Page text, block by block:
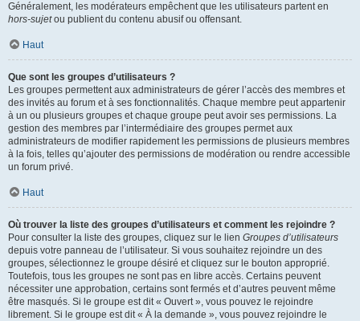
Généralement, les modérateurs empêchent que les utilisateurs partent en
hors-sujetou publient du contenu abusif ou offensant.
Haut
Que sont les groupes d’utilisateurs ?
Les groupes permettent aux administrateurs de gérer l’accès des membres et
des invités au forum et à ses fonctionnalités. Chaque membre peut appartenir
à un ou plusieurs groupes et chaque groupe peut avoir ses permissions. La
gestion des membres par l’intermédiaire des groupes permet aux
administrateurs de modifier rapidement les permissions de plusieurs membres
à la fois, telles qu’ajouter des permissions de modération ou rendre accessible
un forum privé.
Haut
Où trouver la liste des groupes d’utilisateurs et comment les rejoindre ?
Pour consulter la liste des groupes, cliquez sur le lien Groupes d’utilisateurs
depuis votre panneau de l’utilisateur. Si vous souhaitez rejoindre un des
groupes, sélectionnez le groupe désiré et cliquez sur le bouton approprié.
Toutefois, tous les groupes ne sont pas en libre accès. Certains peuvent
nécessiter une approbation, certains sont fermés et d’autres peuvent même
être masqués. Si le groupe est dit « Ouvert », vous pouvez le rejoindre
librement. Si le groupe est dit « À la demande », vous pouvez rejoindre le